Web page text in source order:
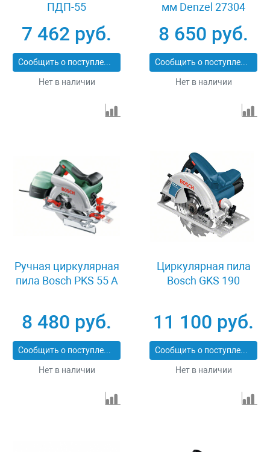
ПДП-55
7 462 руб.
Сообщить о поступлении
Нет в наличии
мм Denzel 27304
8 650 руб.
Сообщить о поступлении
Нет в наличии
Ручная циркулярная
пила Bosch PKS 55 A
8 480 руб.
Сообщить о поступлении
Нет в наличии
Циркулярная пила
Bosch GKS 190
11 100 руб.
Сообщить о поступлении
Нет в наличии